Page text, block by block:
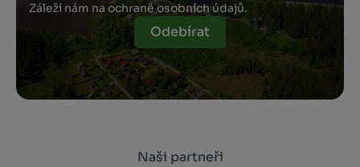
Záleží nám na ochraně osobních údajů.
Odebírat
Naši partneři